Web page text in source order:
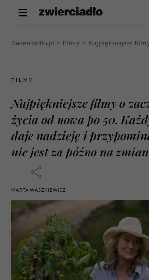
Zwierciadlo.pl > Filmy > Najpiękniejsze
FILMY
Najpiękniejsze filmy o
życia od nowa po 50.
daje nadzieję i
nie jest za późno na
MARTA WASZKIEWICZ